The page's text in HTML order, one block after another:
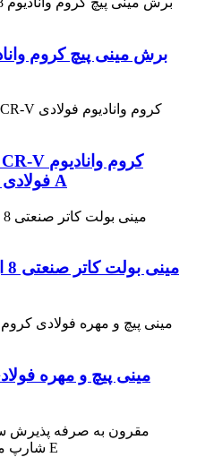
فولادی سیاه شده نوع A